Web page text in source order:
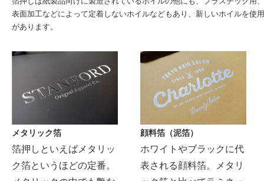
表面加工などによって定着しないホイルなどもあり、新しいホイルを使
があります。
メタリック箔
箔押しといえばメタリッ
ク箔というほどの定番。
顔料箔（泥箔）
ホワイトやブラックに代
表される顔料箔。メタリ